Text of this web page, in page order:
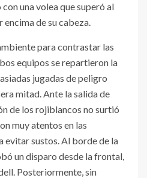
una volea que superó al
de su cabeza.
para contrastar las
equipos se repartieron la
jugadas de peligro
mitad. Ante la salida de
de los rojiblancos no surtió
muy atentos en las
evitar sustos. Al borde de la
un disparo desde la frontal,
Posteriormente, sin